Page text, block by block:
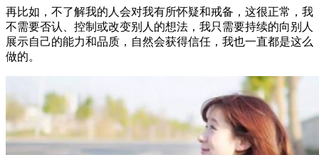
再比如，不了解我的人会对我有所怀疑和戒备，这很正常，我
不需要否认、控制或改变别人的想法，我只需要持续的向别人
展示自己的能力和品质，自然会获得信任，我也一直都是这么
做的。